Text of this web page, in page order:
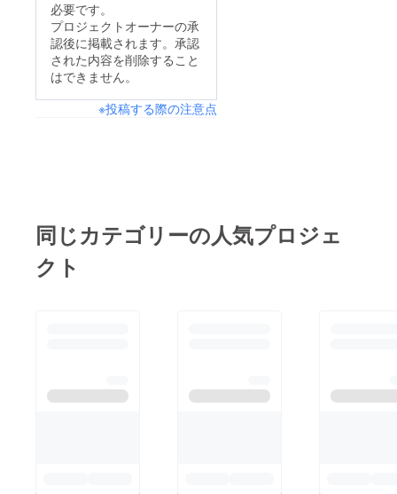
必要です。
プロジェクトオーナーの承
認後に掲載されます。承認
された内容を削除すること
はできません。
※投稿する際の注意点
同じカテゴリーの人気プロジェ
クト